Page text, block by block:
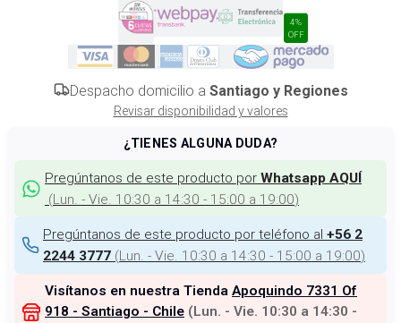
4%
OFF
Despacho domicilio a Santiago y Regiones
Revisar disponibilidad y valores
¿TIENES ALGUNA DUDA?
Pregúntanos de este producto por Whatsapp AQUÍ
(Lun. - Vie. 10:30 a 14:30 - 15:00 a 19:00)
Pregúntanos de este producto por teléfono al +56 2
2244 3777 (Lun. - Vie. 10:30 a 14:30 - 15:00 a 19:00)
Visítanos en nuestra Tienda Apoquindo 7331 Of
918 - Santiago - Chile (Lun. - Vie. 10:30 a 14:30 -